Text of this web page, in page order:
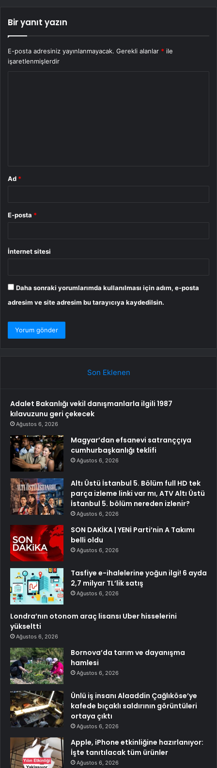
Bir yanıt yazın
E-posta adresiniz yayınlanmayacak. Gerekli alanlar * ile
işaretlenmişlerdir
Ad *
E-posta *
İnternet sitesi
Daha sonraki yorumlarımda kullanılması için adım, e-posta
adresim ve site adresim bu tarayıcıya kaydedilsin.
Son Eklenen
Adalet Bakanlığı vekil danışmanlarla ilgili 1987
kılavuzunu geri çekecek
Ağustos 6, 2026
Magyar’dan efsanevi satranççıya
cumhurbaşkanlığı teklifi
Ağustos 6, 2026
Altı Üstü İstanbul 5. Bölüm full HD tek
parça izleme linki var mı, ATV Altı Üstü
İstanbul 5. bölüm nereden izlenir?
Ağustos 6, 2026
SON DAKİKA | YENİ Parti’nin A Takımı
belli oldu
Ağustos 6, 2026
Tasfiye e-ihalelerine yoğun ilgi! 6 ayda
2,7 milyar TL’lik satış
Ağustos 6, 2026
Londra’nın otonom araç lisansı Uber hisselerini
yükseltti
Ağustos 6, 2026
Bornova’da tarım ve dayanışma
hamlesi
Ağustos 6, 2026
Ünlü iş insanı Alaaddin Çağlıköse’ye
kafede bıçaklı saldırının görüntüleri
ortaya çıktı
Ağustos 6, 2026
Apple, iPhone etkinliğine hazırlanıyor:
İşte tanıtılacak tüm ürünler
Ağustos 6, 2026